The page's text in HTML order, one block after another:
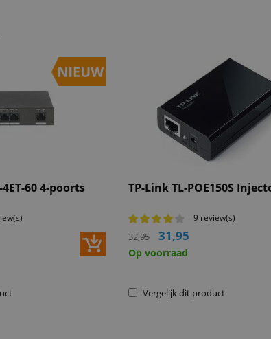
60 4-poorts
TP-Link TL-POE150S
9 review(s)
32,95 31,95
Op voorraad
Vergelijk dit product